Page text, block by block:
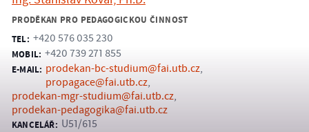
PRODĚKAN PRO PEDAGOGICKOU ČINNOST
TEL: +420 576 035 230
MOBIL: +420 739 271 855
E-MAIL: prodekan-bc-studium@fai.utb.cz,
propagace@fai.utb.cz,
prodekan-mgr-studium@fai.utb.cz,
prodekan-pedagogika@fai.utb.cz
KANCELÁŘ: U51/615